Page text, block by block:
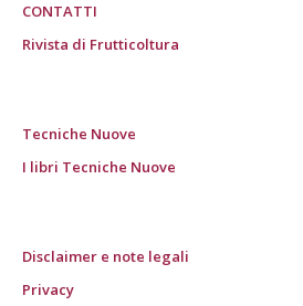
CONTATTI
Rivista di Frutticoltura
Tecniche Nuove
I libri Tecniche Nuove
Disclaimer e note legali
Privacy